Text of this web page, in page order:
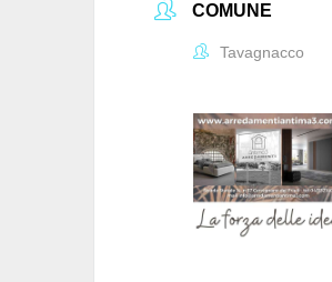
COMUNE
Tavagnacco